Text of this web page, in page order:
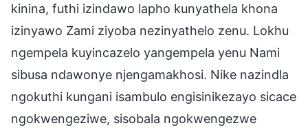
kinina, futhi izindawo lapho kunyathela khona
izinyawo Zami ziyoba nezinyathelo zenu. Lokhu
ngempela kuyincazelo yangempela yenu Nami
sibusa ndawonye njengamakhosi. Nike nazindla
ngokuthi kungani isambulo engisinikezayo sicace
ngokwengeziwe, sisobala ngokwengezwe